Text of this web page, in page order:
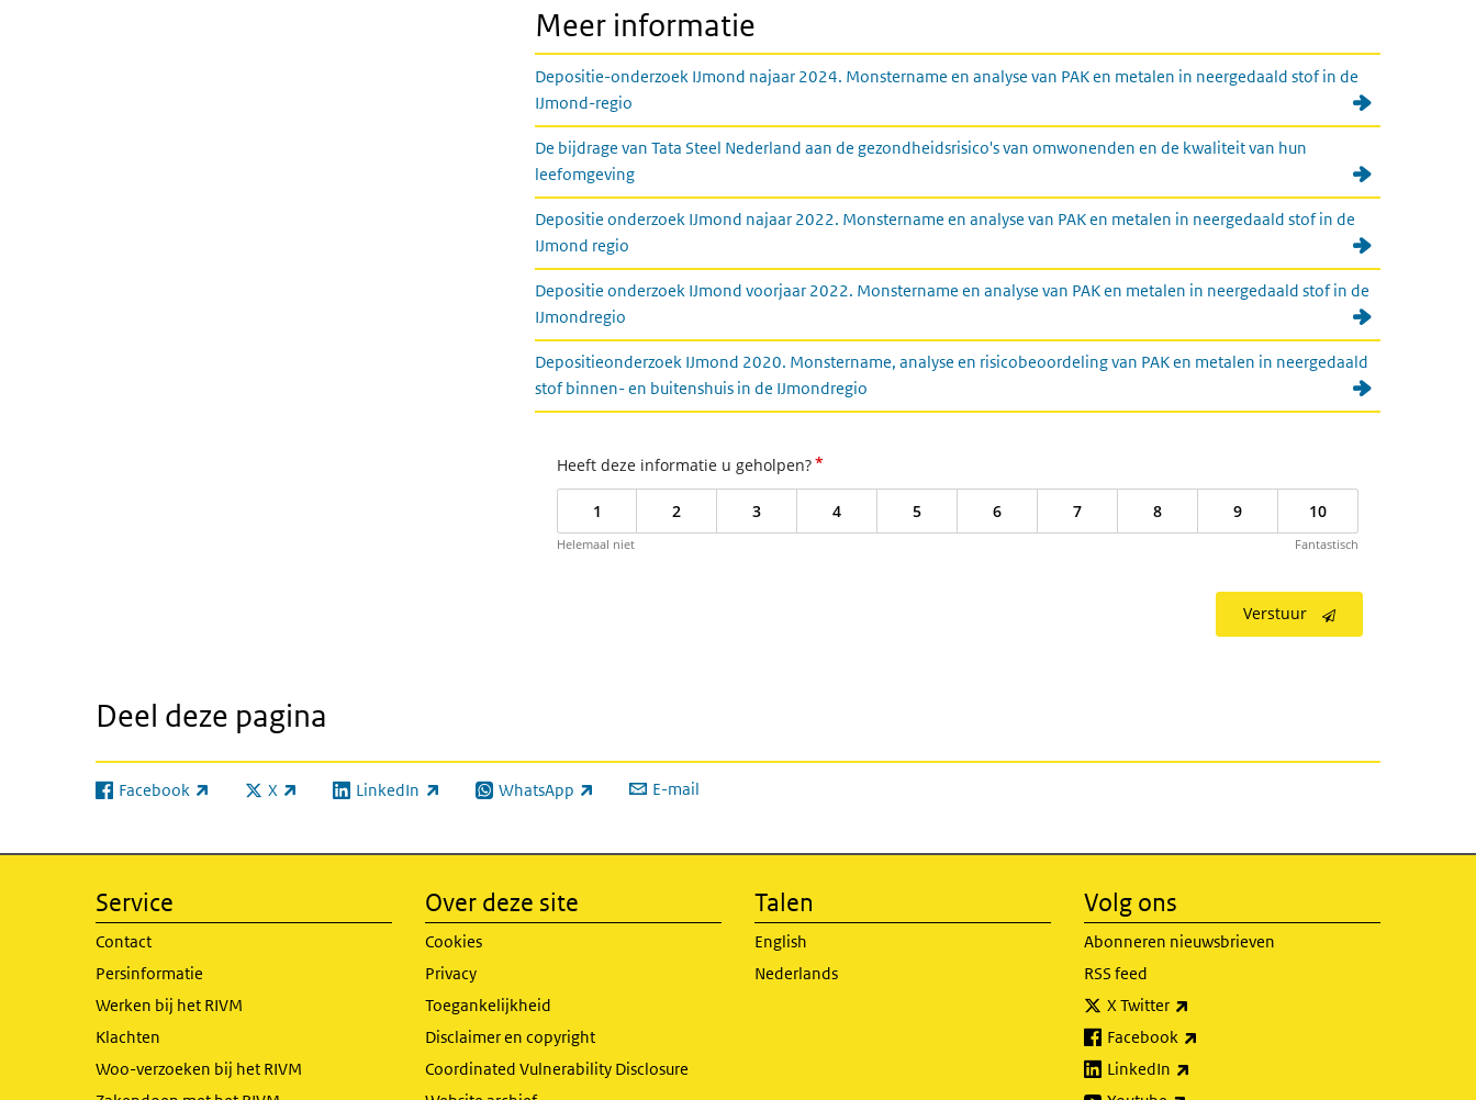
Meer informatie
Depositie-onderzoek IJmond najaar 2024. Monstername en analyse van PAK en metalen in neergedaald stof in de
IJmond-regio
De bijdrage van Tata Steel Nederland aan de gezondheidsrisico's van omwonenden en de kwaliteit van hun
leefomgeving
Depositie onderzoek IJmond najaar 2022. Monstername en analyse van PAK en metalen in neergedaald stof in de
IJmond regio
Depositie onderzoek IJmond voorjaar 2022. Monstername en analyse van PAK en metalen in neergedaald stof in de
IJmondregio
Depositieonderzoek IJmond 2020. Monstername, analyse en risicobeoordeling van PAK en metalen in neergedaald
stof binnen- en buitenshuis in de IJmondregio
Heeft deze informatie u geholpen?*
1 2 3 4 5 6 7 8 9 10
Helemaal niet Fantastisch
Verstuur
Deel deze pagina
Facebook
(externe link) X
(externe link) LinkedIn
(externe link) WhatsApp
(externe link) E-mail
Service
Contact
Persinformatie
Werken bij het RIVM
Klachten
Woo-verzoeken bij het RIVM
Over deze site
Cookies
Privacy
Toegankelijkheid
Disclaimer en copyright
Coordinated Vulnerability Disclosure
Talen
English
Nederlands
Volg ons
Abonneren nieuwsbrieven
RSS feed
X Twitter
Facebook
LinkedIn